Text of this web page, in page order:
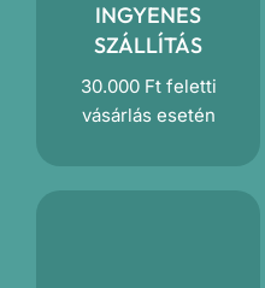
INGYENES
SZÁLLÍTÁS
30.000 Ft feletti
vásárlás esetén